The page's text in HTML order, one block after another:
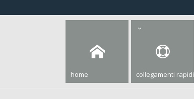
home collegamenti rapidi